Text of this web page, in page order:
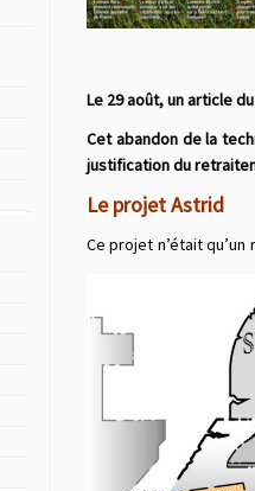
Le 29 août, un article du
Cet abandon de la
justification du
Le projet Astrid
Ce projet n’était